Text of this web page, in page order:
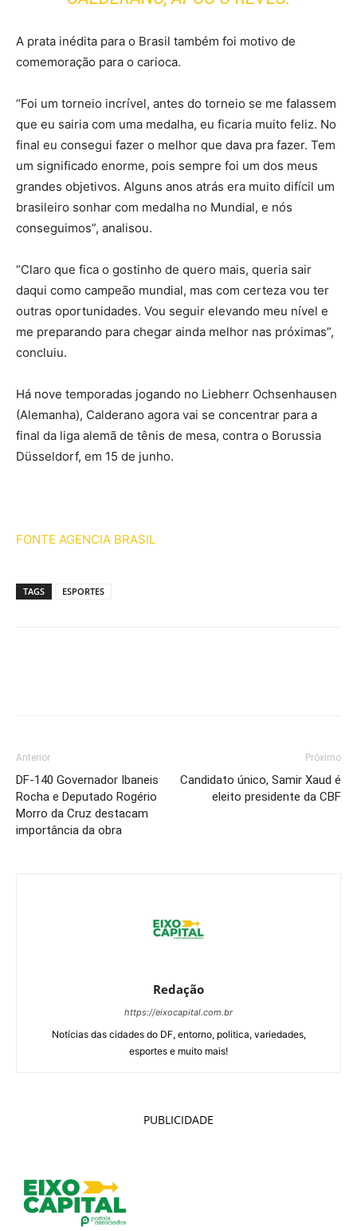
A prata inédita para o Brasil também foi motivo de
comemoração para o carioca.
“Foi um torneio incrível, antes do torneio se me falassem
que eu sairia com uma medalha, eu ficaria muito feliz. No
final eu consegui fazer o melhor que dava pra fazer. Tem
um significado enorme, pois sempre foi um dos meus
grandes objetivos. Alguns anos atrás era muito difícil um
brasileiro sonhar com medalha no Mundial, e nós
conseguimos”, analisou.
“Claro que fica o gostinho de quero mais, queria sair
daqui como campeão mundial, mas com certeza vou ter
outras oportunidades. Vou seguir elevando meu nível e
me preparando para chegar ainda melhor nas próximas”,
concluiu.
Há nove temporadas jogando no Liebherr Ochsenhausen
(Alemanha), Calderano agora vai se concentrar para a
final da liga alemã de tênis de mesa, contra o Borussia
Düsseldorf, em 15 de junho.
FONTE AGENCIA BRASIL
TAGS ESPORTES
Anterior
DF-140 Governador Ibaneis
Rocha e Deputado Rogério
Morro da Cruz destacam
importância da obra
Próximo
Candidato único, Samir Xaud é
eleito presidente da CBF
Redação
https://eixocapital.com.br
Notícias das cidades do DF, entorno, politica, variedades,
esportes e muito mais!
PUBLICIDADE